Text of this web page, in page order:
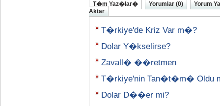
T�m Yaz�lar� Yorumlar (0)
Yorum
Aktar
T�rkiye'de Kriz Var m�?
Dolar Y�kselirse?
Zavall� ��retmen
T�rkiye'nin Tan�t�m� Oldu
Dolar D��er mi?